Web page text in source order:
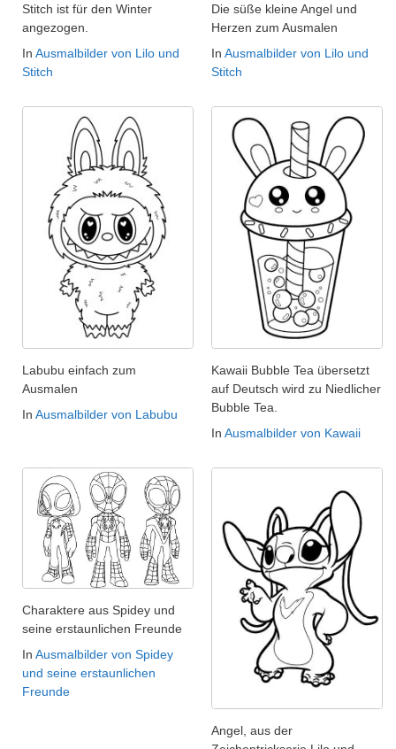
Stitch ist für den Winter
angezogen.
In Ausmalbilder von Lilo und
Stitch
Die süße kleine Angel und
Herzen zum Ausmalen
In Ausmalbilder von Lilo und
Stitch
Labubu einfach zum
Ausmalen
In Ausmalbilder von Labubu
Kawaii Bubble Tea übersetzt
auf Deutsch wird zu Niedlicher
Bubble Tea.
In Ausmalbilder von Kawaii
Charaktere aus Spidey und
seine erstaunlichen Freunde
In Ausmalbilder von Spidey
und seine erstaunlichen
Freunde
Angel, aus der